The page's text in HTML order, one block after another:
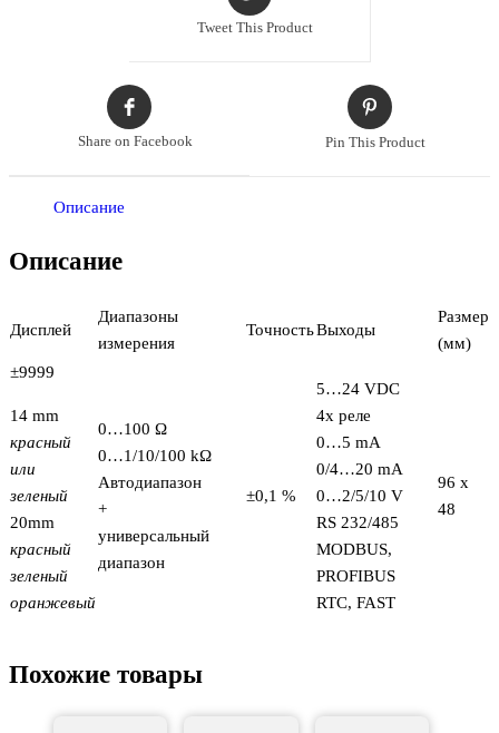
Tweet This Product
Share on Facebook Pin This Product
Описание
Описание
Дисплей
Диапазоны
измерения
ТочностьВыходы
Размер
(мм)
±9999
14 mm
красный
или
зеленый
20mm
красный
зеленый
оранжевый
0…100 Ω
0…1/10/100 kΩ
Aвтодиапазон
+
универсальный
диапазон
±0,1 %
5…24 VDC
4x реле
0…5 mA
0/4…20 mA
0…2/5/10 V
RS 232/485
MODBUS,
PROFIBUS
RTC, FAST
96 x
48
Похожие товары